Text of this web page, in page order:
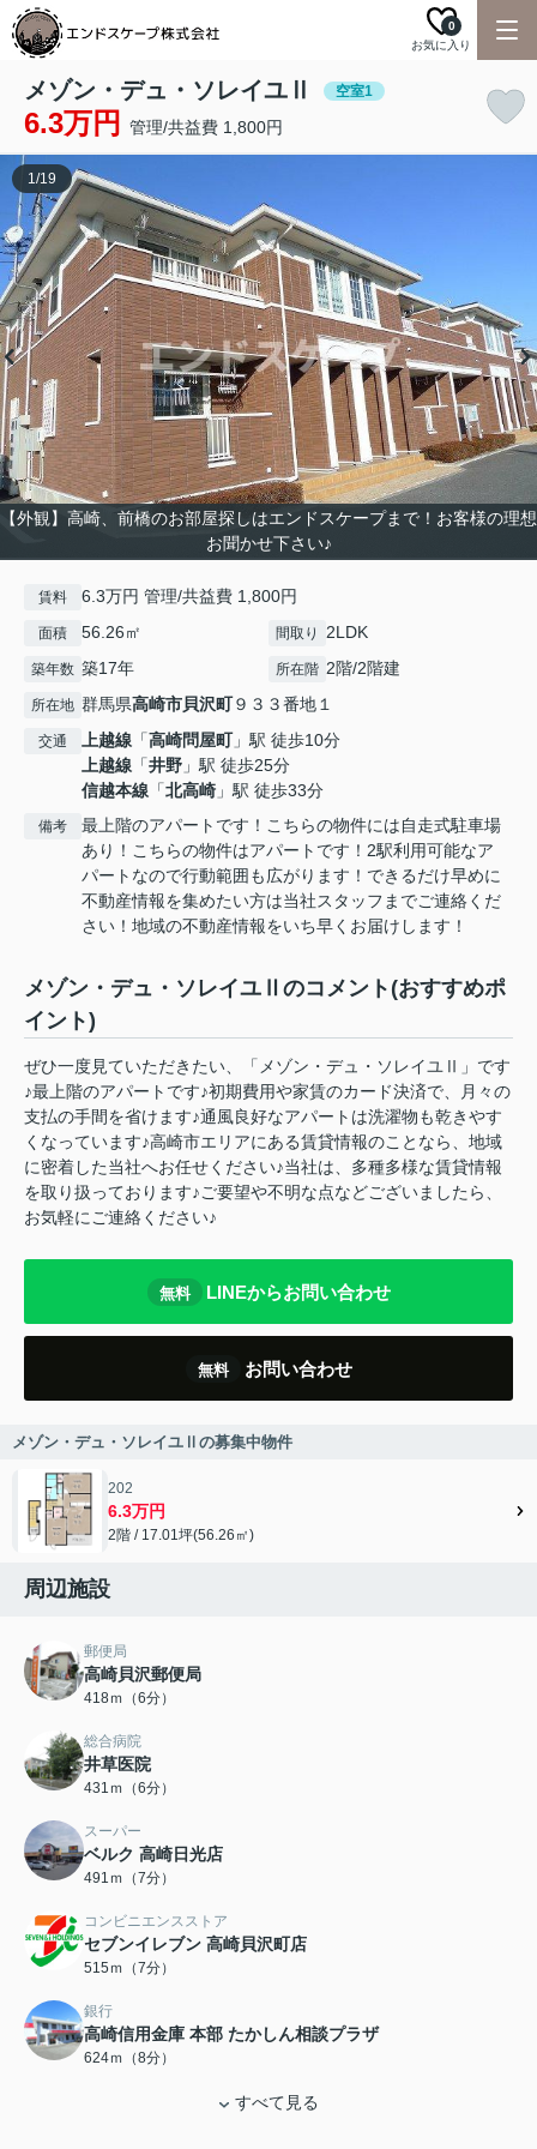
お気に入り
0
メゾン・デュ・ソレイユⅡ 空室1
6.3万円 管理/共益費 1,800円
【外観】高崎、前橋のお部屋探しはエンドスケープまで！お客様の理想
お聞かせ下さい♪
1/19
賃料 6.3万円 管理/共益費 1,800円
面積 56.26㎡ 間取り 2LDK
築年数 築17年 所在階 2階/2階建
所在地 群馬県高崎市貝沢町９３３番地１
交通 上越線 「高崎問屋町」駅 徒歩10分
上越線 「井野 」駅 徒歩25分
信越本線 「北高崎 」駅 徒歩33分
備考
最上階のアパートです！こちらの物件には自走式駐車場
あり！こちらの物件はアパートです！2駅利用可能なア
パートなので行動範囲も広がります！できるだけ早めに
不動産情報を集めたい方は当社スタッフまでご連絡くだ
さい！地域の不動産情報をいち早くお届けします！
メゾン・デュ・ソレイユⅡのコメント(おすすめポ
イント)
ぜひ一度見ていただきたい、「メゾン・デュ・ソレイユⅡ」です
♪最上階のアパートです♪初期費用や家賃のカード決済で、月々の
支払の手間を省けます♪通風良好なアパートは洗濯物も乾きやす
くなっています♪高崎市エリアにある賃貸情報のことなら、地域
に密着した当社へお任せください♪当社は、多種多様な賃貸情報
を取り扱っております♪ご要望や不明な点などございましたら、
お気軽にご連絡ください♪
無料 LINEからお問い合わせ
無料 お問い合わせ
メゾン・デュ・ソレイユⅡの募集中物件
202
6.3万円
2階 / 17.01坪(56.26㎡)
周辺施設
郵便局
高崎貝沢郵便局
418ｍ（6分）
総合病院
井草医院
431ｍ（6分）
スーパー
ベルク 高崎日光店
491ｍ（7分）
コンビニエンスストア
セブンイレブン 高崎貝沢町店
515ｍ（7分）
銀行
高崎信用金庫 本部 たかしん相談プラザ
624ｍ（8分）
すべて見る